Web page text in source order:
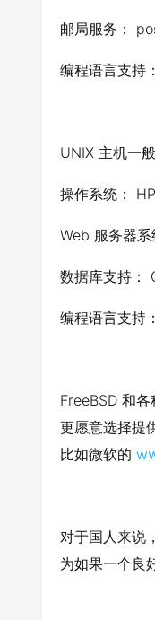
邮局服务：
编程语言支持
UNIX 主机一
操作系统：
Web 服务器
数据库支持：
编程语言支持
FreeBSD 和
更愿意选择提
比如微软的
对于国人来说
为如果一个良